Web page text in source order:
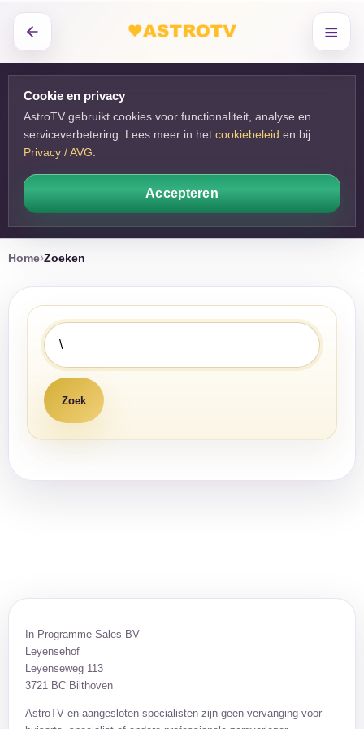
≡
Cookie en privacy
AstroTV gebruikt cookies voor functionaliteit, analyse en
serviceverbetering. Lees meer in het cookiebeleid en bij
Privacy / AVG
Accepteren
Home Zoeken
In Programme Sales BV
Leyensehof
Leyenseweg 113
3721 BC Bilthoven
AstroTV en aangesloten specialisten zijn geen vervanging voor